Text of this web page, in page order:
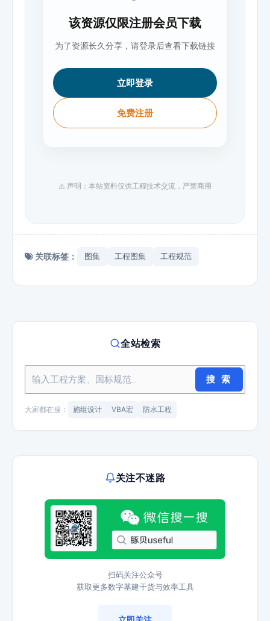
该资源仅限注册会员下载
为了资源长久分享，请登录后查看下载链接
立即登录
免费注册
⚠️ 声明：本站资料仅供工程技术交流，严禁商用
关联标签： 图集 工程图集 工程规范
全站检索
搜 索
大家都在搜： 施组设计 VBA宏 防水工程
关注不迷路
扫码关注公众号
获取更多数字基建干货与效率工具